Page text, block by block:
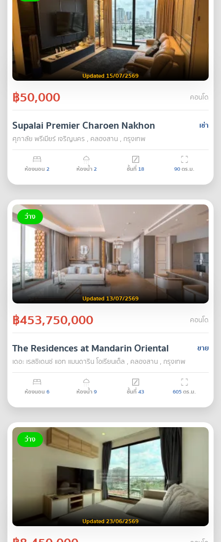
Updated 15/07/2569
฿50,000 คอนโด
เช่า
Supalai Premier Charoen Nakhon
ศุภาลัย พรีเมียร์ เจริญนคร , คลองสาน , กรุงเทพ
ห้องนอน 2 ห้องน้ำ2 ชั้นที่ 18 90ตร.ม.
ว่าง
Updated 13/07/2569
฿453,750,000 คอนโด
ขาย
The Residences at Mandarin Oriental
เดอะ เรสซิเดนซ์ แอท แมนดาริน โอเรียนเต็ล , คลองสาน , กรุงเทพ
ห้องนอน 6 ห้องน้ำ9 ชั้นที่43 605ตร.ม.
ว่าง
Updated 23/06/2569